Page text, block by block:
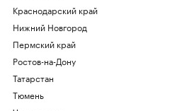
Краснодарский край
Нижний Новгород
Пермский край
Ростов-на-Дону
Татарстан
Тюмень